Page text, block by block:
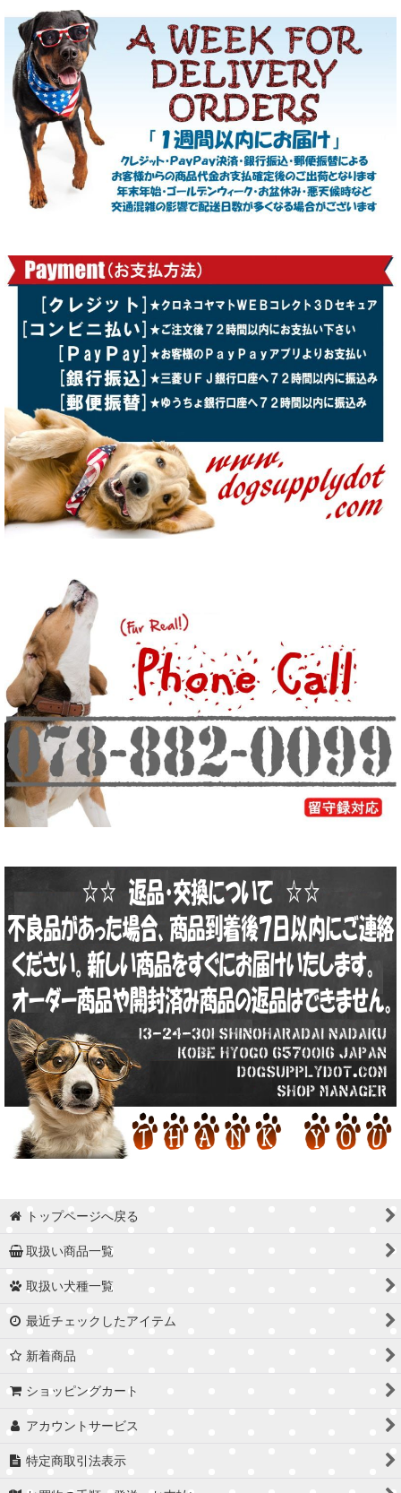
トップページへ戻る
取扱い商品一覧
取扱い犬種一覧
最近チェックしたアイテム
新着商品
ショッピングカート
アカウントサービス
特定商取引法表示